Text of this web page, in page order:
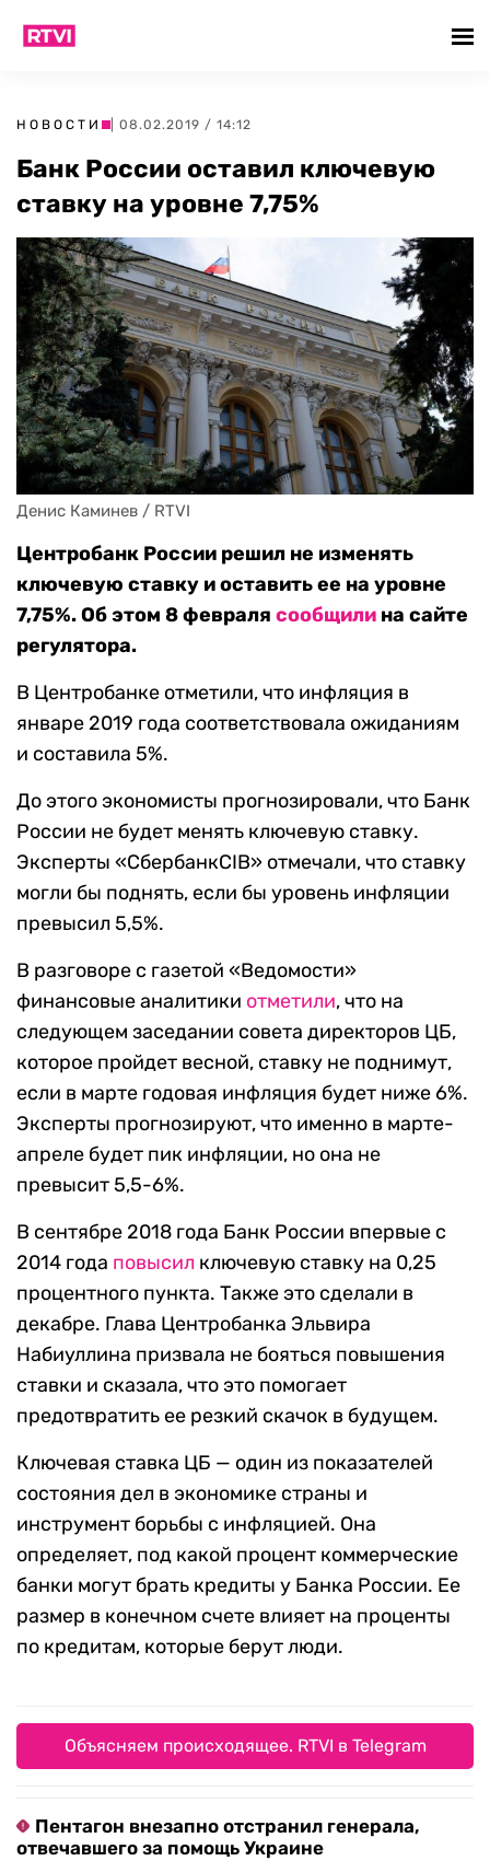
НОВОСТИ | 08.02.2019 / 14:12
Банк России оставил ключевую
ставку на уровне 7,75%
Денис Каминев / RTVI
Центробанк России решил не изменять
ключевую ставку и оставить ее на уровне
7,75%. Об этом 8 февраля сообщили на сайте
регулятора.
В Центробанке отметили, что инфляция в
январе 2019 года соответствовала ожиданиям
и составила 5%.
До этого экономисты прогнозировали, что Банк
России не будет менять ключевую ставку.
Эксперты «СбербанкCIB» отмечали, что ставку
могли бы поднять, если бы уровень инфляции
превысил 5,5%.
В разговоре с газетой «Ведомости»
финансовые аналитики отметили, что на
следующем заседании совета директоров ЦБ,
которое пройдет весной, ставку не поднимут,
если в марте годовая инфляция будет ниже 6%.
Эксперты прогнозируют, что именно в марте-
апреле будет пик инфляции, но она не
превысит 5,5-6%.
В сентябре 2018 года Банк России впервые с
2014 года повысил ключевую ставку на 0,25
процентного пункта. Также это сделали в
декабре. Глава Центробанка Эльвира
Набиуллина призвала не бояться повышения
ставки и сказала, что это помогает
предотвратить ее резкий скачок в будущем.
Ключевая ставка ЦБ — один из показателей
состояния дел в экономике страны и
инструмент борьбы с инфляцией. Она
определяет, под какой процент коммерческие
банки могут брать кредиты у Банка России. Ее
размер в конечном счете влияет на проценты
по кредитам, которые берут люди.
Объясняем происходящее. RTVI в Telegram
Пентагон внезапно отстранил генерала,
отвечавшего за помощь Украине